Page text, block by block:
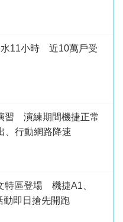
水11小時 近10萬戶受
習 演練期間機捷正常
、行動網路降速
特區登場 機捷A1、
動即日搶先開跑